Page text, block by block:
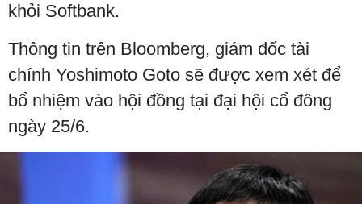
khỏi Softbank.
Thông tin trên Bloomberg, giám đốc tài
chính Yoshimoto Goto sẽ được xem xét để
bổ nhiệm vào hội đồng tại đại hội cổ đông
ngày 25/6.